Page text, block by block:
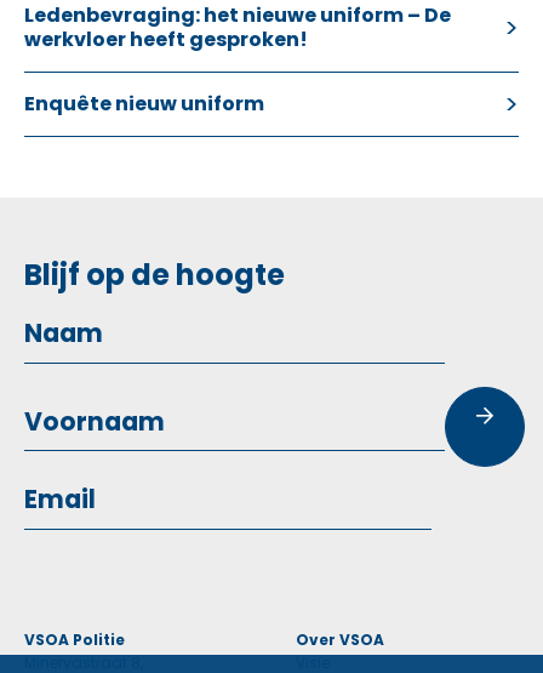
Ledenbevraging: het nieuwe uniform – De
werkvloer heeft gesproken!
Enquête nieuw uniform
Blijf op de hoogte
VSOA Politie
Over VSOA